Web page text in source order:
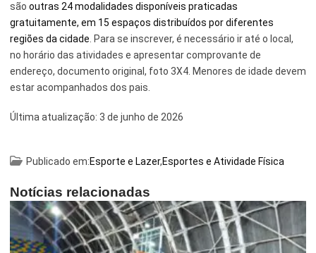
são outras 24 modalidades disponíveis praticadas
gratuitamente, em 15 espaços distribuídos por diferentes
regiões da cidade . Para se inscrever, é necessário ir até o local,
no horário das atividades e apresentar comprovante de
endereço, documento original, foto 3X4. Menores de idade devem
estar acompanhados dos pais.
Última atualização: 3 de junho de 2026
Publicado em:Esporte e Lazer,Esportes e Atividade Física
Notícias relacionadas